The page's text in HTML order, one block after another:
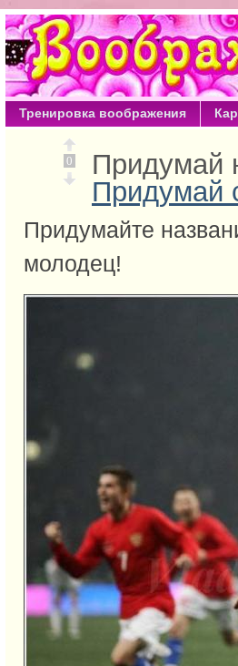
Тренировка воображения
0
Придумай
Придумай
Придумайте
молодец!